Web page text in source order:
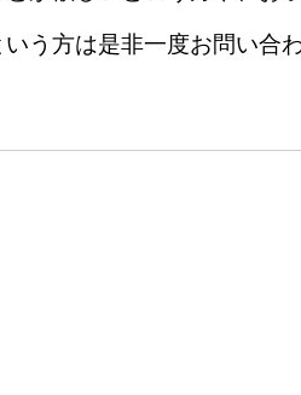
う方は是非一度お問い合